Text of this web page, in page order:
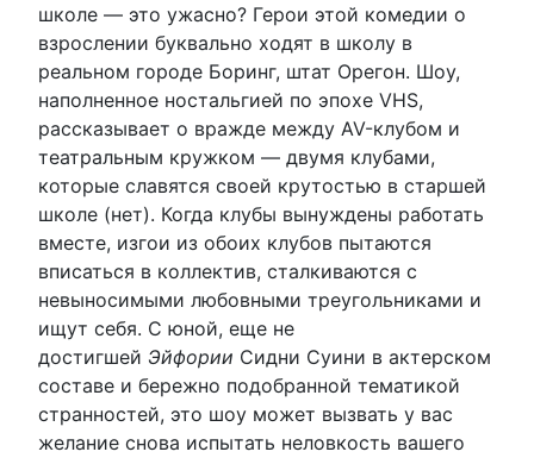
школе — это ужасно? Герои этой комедии о
взрослении буквально ходят в школу в
реальном городе Боринг, штат Орегон. Шоу,
наполненное ностальгией по эпохе VHS,
рассказывает о вражде между AV-клубом и
театральным кружком — двумя клубами,
которые славятся своей крутостью в старшей
школе (нет). Когда клубы вынуждены работать
вместе, изгои из обоих клубов пытаются
вписаться в коллектив, сталкиваются с
невыносимыми любовными треугольниками и
ищут себя. С юной, еще не
достигшей Эйфории Сидни Суини в актерском
составе и бережно подобранной тематикой
странностей, это шоу может вызвать у вас
желание снова испытать неловкость вашего